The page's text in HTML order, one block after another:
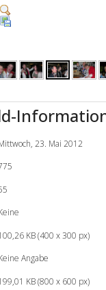
23. Mai 2012
KB (400 x 300 px)
Angabe
KB (800 x 600 px)